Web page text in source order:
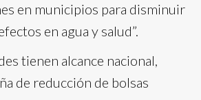
en municipios para disminuir
en agua y salud”.
tienen alcance nacional,
de reducción de bolsas